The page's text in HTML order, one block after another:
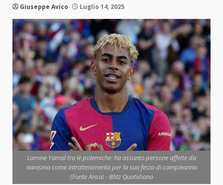
Giuseppe Avico Luglio 14, 2025
Lamine Yamal tra le polemiche: ha assunto persone affette da
nanismo come intrattenimento per la sua festa di compleanno
(Fonte Ansa) - Blitz Quotidiano